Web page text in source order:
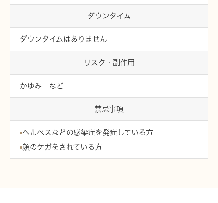
ダウンタイム
ダウンタイムはありません
リスク・副作用
かゆみ など
禁忌事項
ヘルペスなどの感染症を発症している方
顔のケガをされている方